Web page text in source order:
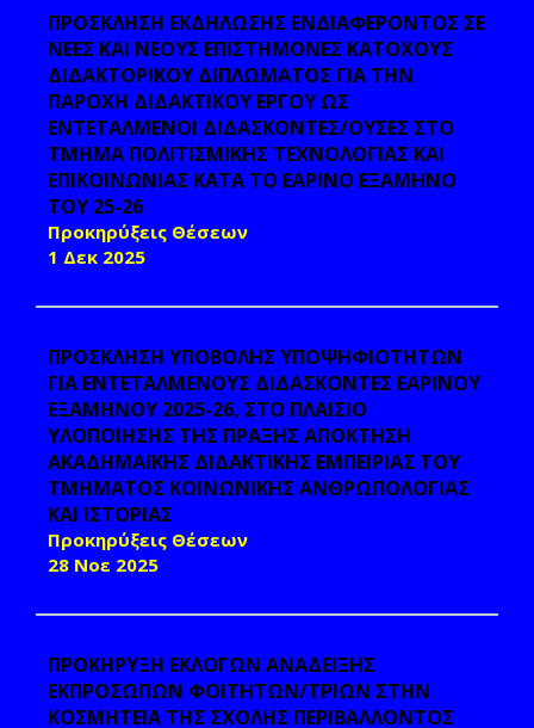
ΠΡΟΣΚΛΗΣΗ ΕΚΔΗΛΩΣΗΣ ΕΝΔΙΑΦΕΡΟΝΤΟΣ ΣΕ
ΝΕΕΣ ΚΑΙ ΝΕΟΥΣ ΕΠΙΣΤΗΜΟΝΕΣ ΚΑΤΟΧΟΥΣ
ΔΙΔΑΚΤΟΡΙΚΟΥ ΔΙΠΛΩΜΑΤΟΣ ΓΙΑ ΤΗΝ
ΠΑΡΟΧΗ ΔΙΔΑΚΤΙΚΟΥ ΕΡΓΟΥ ΩΣ
ΕΝΤΕΤΑΛΜΕΝΟΙ ΔΙΔΑΣΚΟΝΤΕΣ/ΟΥΣΕΣ ΣΤΟ
ΤΜΗΜΑ ΠΟΛΙΤΙΣΜΙΚΗΣ ΤΕΧΝΟΛΟΓΙΑΣ ΚΑΙ
ΕΠΙΚΟΙΝΩΝΙΑΣ ΚΑΤΑ ΤΟ ΕΑΡΙΝΟ ΕΞΑΜΗΝΟ
ΤΟΥ 25-26
Προκηρύξεις Θέσεων
1 Δεκ 2025
ΠΡΟΣΚΛΗΣΗ ΥΠΟΒΟΛΗΣ ΥΠΟΨΗΦΙΟΤΗΤΩΝ
ΓΙΑ ΕΝΤΕΤΑΛΜΕΝΟΥΣ ΔΙΔΑΣΚΟΝΤΕΣ ΕΑΡΙΝΟΥ
ΕΞΑΜΗΝΟΥ 2025-26, ΣΤΟ ΠΛΑΙΣΙΟ
ΥΛΟΠΟΙΗΣΗΣ ΤΗΣ ΠΡΑΞΗΣ ΑΠΟΚΤΗΣΗ
ΑΚΑΔΗΜΑΪΚΗΣ ΔΙΔΑΚΤΙΚΗΣ ΕΜΠΕΙΡΙΑΣ ΤΟΥ
ΤΜΗΜΑΤΟΣ ΚΟΙΝΩΝΙΚΗΣ ΑΝΘΡΩΠΟΛΟΓΙΑΣ
ΚΑΙ ΙΣΤΟΡΙΑΣ
Προκηρύξεις Θέσεων
28 Νοε 2025
ΠΡΟΚΗΡΥΞΗ ΕΚΛΟΓΩΝ ΑΝΑΔΕΙΞΗΣ
ΕΚΠΡΟΣΩΠΩΝ ΦΟΙΤΗΤΩΝ/ΤΡΙΩΝ ΣΤΗΝ
ΚΟΣΜΗΤΕΙΑ ΤΗΣ ΣΧΟΛΗΣ ΠΕΡΙΒΑΛΛΟΝΤΟΣ